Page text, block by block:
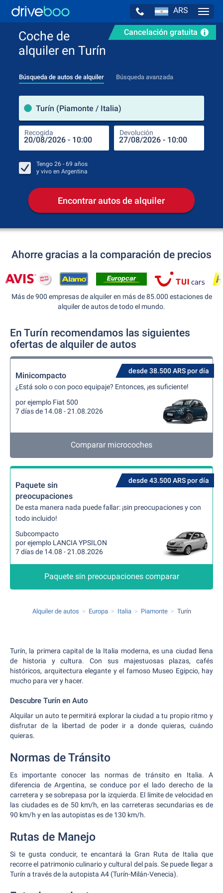
ARS
Cancelación gratuita
Coche de
alquiler en Turín
Búsqueda de autos de alquiler Búsqueda avanzada
Turín (Piamonte / Italia)
Recogida Devolución
Tengo 26 - 69 años
y vivo en Argentina
Encontrar autos de alquiler
Ahorre gracias a la comparación de precios
Más de 900 empresas de alquiler en más de 85.000 estaciones de
alquiler de autos de todo el mundo.
En Turín recomendamos las siguientes
ofertas de alquiler de autos
desde 38.500 ARS por día
Minicompacto
¿Está solo o con poco equipaje? Entonces, ¡es suficiente!
por ejemplo Fiat 500
7 días de 14.08 - 21.08.2026
Comparar microcoches
desde 43.500 ARS por día
Paquete sin
preocupaciones
De esta manera nada puede fallar: ¡sin preocupaciones y con
todo incluido!
Subcompacto
por ejemplo LANCIA YPSILON
7 días de 14.08 - 21.08.2026
Paquete sin preocupaciones comparar
Alquiler de autos Europa Italia Piamonte Turín
Turín, la primera capital de la Italia moderna, es una ciudad llena
de historia y cultura. Con sus majestuosas plazas, cafés
históricos, arquitectura elegante y el famoso Museo Egipcio, hay
mucho para ver y hacer.
Descubre Turín en Auto
Alquilar un auto te permitirá explorar la ciudad a tu propio ritmo y
disfrutar de la libertad de poder ir a donde quieras, cuándo
quieras.
Normas de Tránsito
Es importante conocer las normas de tránsito en Italia. A
diferencia de Argentina, se conduce por el lado derecho de la
carretera y se sobrepasa por la izquierda. El límite de velocidad en
las ciudades es de 50 km/h, en las carreteras secundarias es de
90 km/h y en las autopistas es de 130 km/h.
Rutas de Manejo
Si te gusta conducir, te encantará la Gran Ruta de Italia que
recorre el patrimonio culinario y cultural del país. Se puede llegar a
Turín a través de la autopista A4 (Turín-Milán-Venecia).